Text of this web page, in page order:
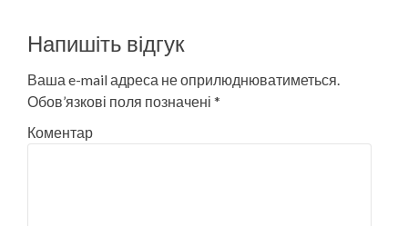
Напишіть відгук
Ваша e-mail адреса не оприлюднюватиметься.
Обов’язкові поля позначені *
Коментар